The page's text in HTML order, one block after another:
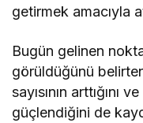
getirmek amacıyla
Bugün gelinen
görüldüğünü
sayısının arttığını
güçlendiğini de